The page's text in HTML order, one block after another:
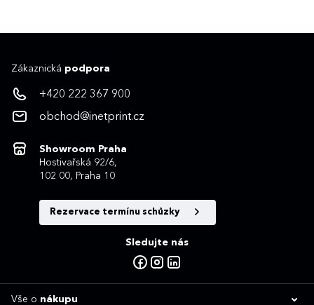
Zákaznická podpora
+420 222 367 900
obchod@inetprint.cz
Showroom Praha
Hostivařská 92/6,
102 00, Praha 10
Rezervace termínu schůzky
Sledujte nás
Vše o nákupu